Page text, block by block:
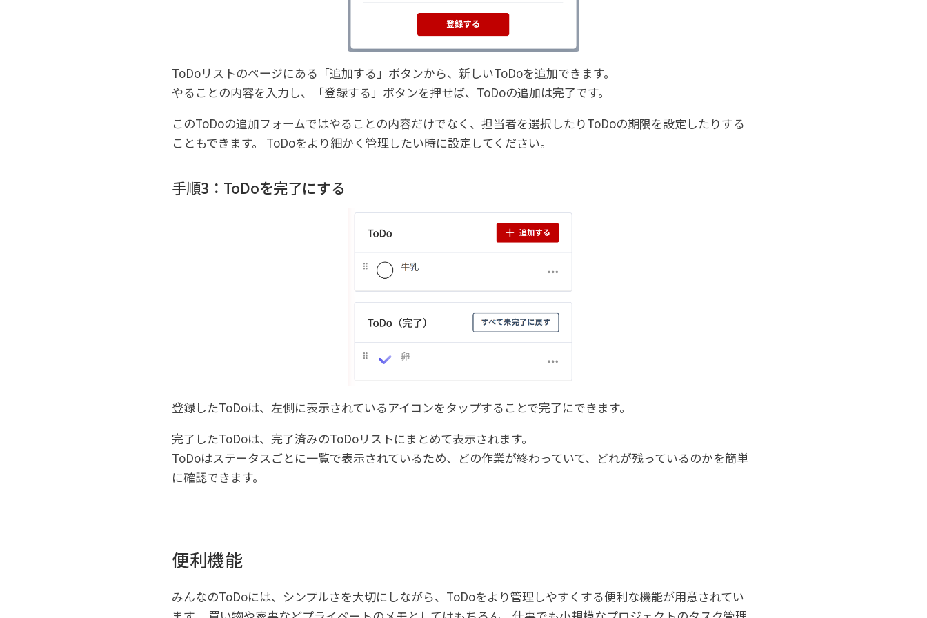
ToDoリストのページにある「追加する」ボタンから、新しいToDoを追加できます。
やることの内容を入力し、「登録する」ボタンを押せば、ToDoの追加は完了です。
このToDoの追加フォームではやることの内容だけでなく、担当者を選択したりToDoの期限を設定したりする
こともできます。 ToDoをより細かく管理したい時に設定してください。
手順3：ToDoを完了にする
登録したToDoは、左側に表示されているアイコンをタップすることで完了にできます。
完了したToDoは、完了済みのToDoリストにまとめて表示されます。
ToDoはステータスごとに一覧で表示されているため、どの作業が終わっていて、どれが残っているのかを簡単
に確認できます。
便利機能
みんなのToDoには、シンプルさを大切にしながら、ToDoをより管理しやすくする便利な機能が用意されてい